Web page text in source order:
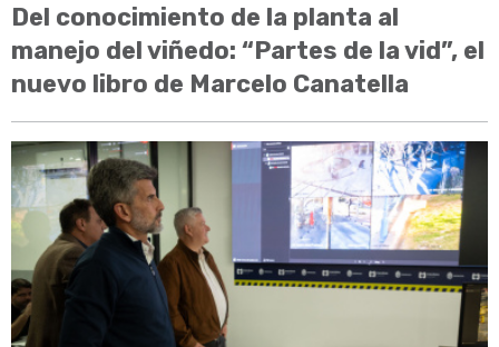
Del conocimiento de la planta al
manejo del viñedo: “Partes de la vid”, el
nuevo libro de Marcelo Canatella